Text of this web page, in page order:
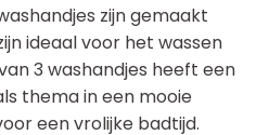
zijn gemaakt
ideaal voor het wassen
3 washandjes heeft een
thema in een mooie
een vrolijke badtijd.